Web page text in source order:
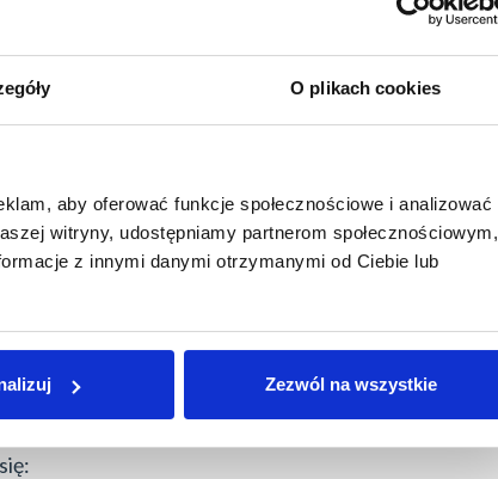
O plikach cookies
aby oferować funkcje społecznościowe i analizować
witryny, udostępniamy partnerom społecznościowym,
z innymi danymi otrzymanymi od Ciebie lub
Zezwól na wszystkie
i leczenia tej dolegliwości oraz przy
lędźwiowego
kręgosłupa jest kluczowe, aby utrzymać
skutecznych działań, które mogą stać
lub zmniejszyć ryzyko wystąpienia bólu
jest ważna dla utrzymania zakresu ruchu i
nawrotom bólu pleców, a nawet obniża